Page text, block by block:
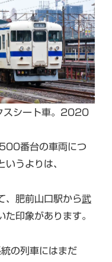
スシート車。2020
番台の車両につ
いうよりは、
、肥前山口駅から武
印象があります。
の列車にはまだ